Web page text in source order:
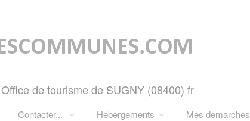
de tourisme de SUGNY (08400) fr
Contacter... Hebergements Mes demarches